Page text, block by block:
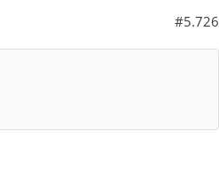
#5.726